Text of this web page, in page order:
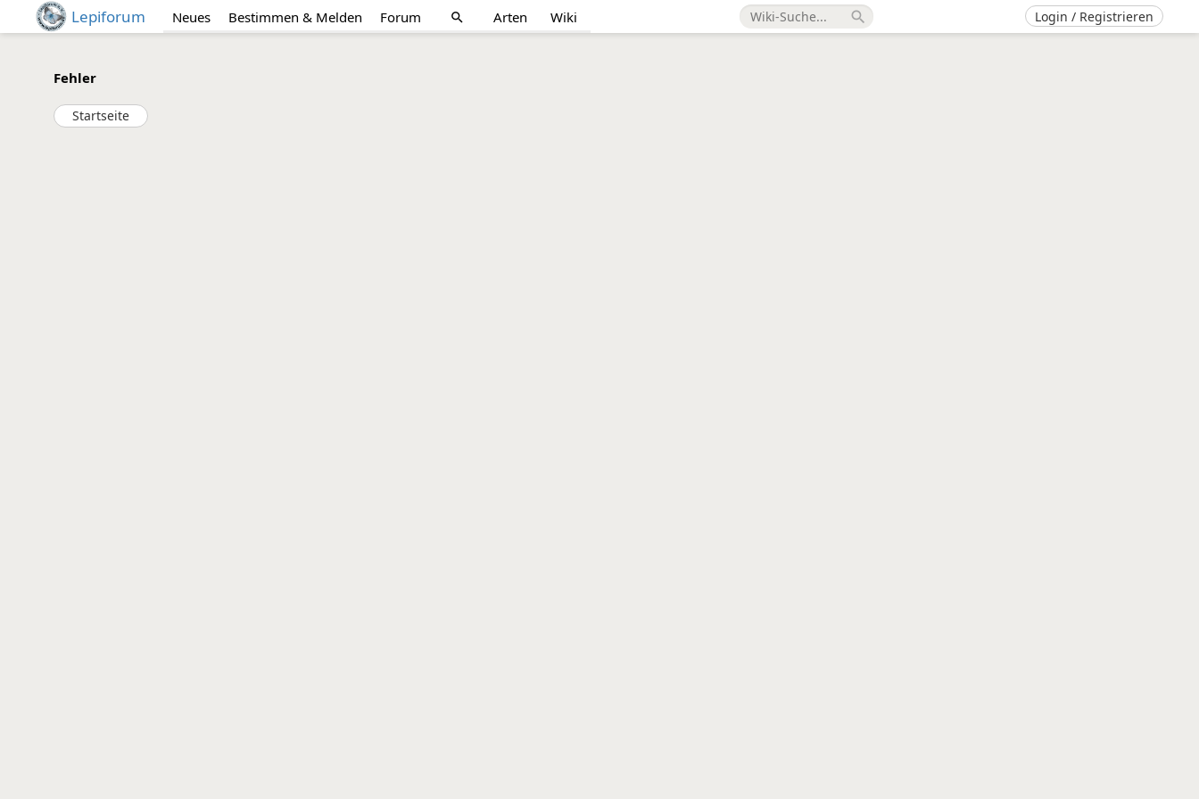
Lepiforum Neues Bestimmen & Melden Forum search Arten Wiki search Login / Registrieren
Fehler
Startseite